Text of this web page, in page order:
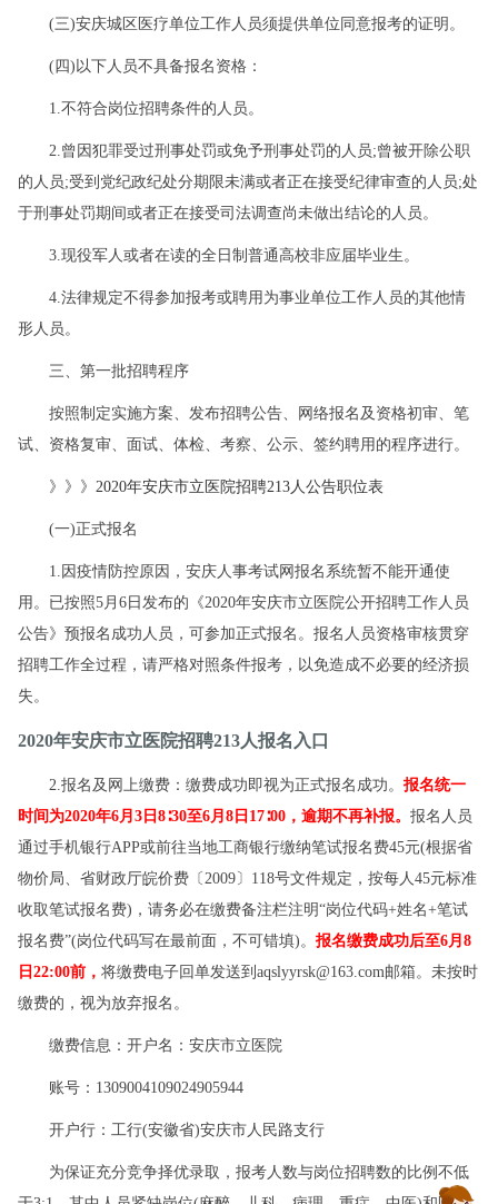
(三)安庆城区医疗单位工作人员须提供单位同意报考的证明。
(四)以下人员不具备报名资格：
1.不符合岗位招聘条件的人员。
2.曾因犯罪受过刑事处罚或免予刑事处罚的人员;曾被开除公职
的人员;受到党纪政纪处分期限未满或者正在接受纪律审查的人员;处
于刑事处罚期间或者正在接受司法调查尚未做出结论的人员。
3.现役军人或者在读的全日制普通高校非应届毕业生。
4.法律规定不得参加报考或聘用为事业单位工作人员的其他情
形人员。
三、第一批招聘程序
按照制定实施方案、发布招聘公告、网络报名及资格初审、笔
试、资格复审、面试、体检、考察、公示、签约聘用的程序进行。
》》》2020年安庆市立医院招聘213人公告职位表
(一)正式报名
1.因疫情防控原因，安庆人事考试网报名系统暂不能开通使
用。已按照5月6日发布的《2020年安庆市立医院公开招聘工作人员
公告》预报名成功人员，可参加正式报名。报名人员资格审核贯穿
招聘工作全过程，请严格对照条件报考，以免造成不必要的经济损
失。
2020年安庆市立医院招聘213人报名入口
2.报名及网上缴费：缴费成功即视为正式报名成功。报名统一
时间为2020年6月3日8∶30至6月8日17∶00，逾期不再补报。报名人员
通过手机银行APP或前往当地工商银行缴纳笔试报名费45元(根据省
物价局、省财政厅皖价费〔2009〕118号文件规定，按每人45元标准
收取笔试报名费)，请务必在缴费备注栏注明“岗位代码+姓名+笔试
报名费”(岗位代码写在最前面，不可错填)。报名缴费成功后至6月8
日22:00前，将缴费电子回单发送到aqslyyrsk@163.com邮箱。未按时
缴费的，视为放弃报名。
缴费信息：开户名：安庆市立医院
账号：1309004109024905944
开户行：工行(安徽省)安庆市人民路支行
为保证充分竞争择优录取，报考人数与岗位招聘数的比例不低